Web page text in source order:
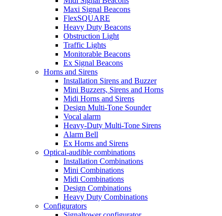
Maxi Signal Beacons
FlexSQUARE
Heavy Duty Beacons
Obstruction Light
Traffic Lights
Monitorable Beacons
Ex Signal Beacons
Horns and Sirens
Installation Sirens and Buzzer
Mini Buzzers, Sirens and Horns
Midi Horns and Sirens
Design Multi-Tone Sounder
Vocal alarm
Heavy-Duty Multi-Tone Sirens
Alarm Bell
Ex Horns and Sirens
Optical-audible combinations
Installation Combinations
Mini Combinations
Midi Combinations
Design Combinations
Heavy Duty Combinations
Configurators